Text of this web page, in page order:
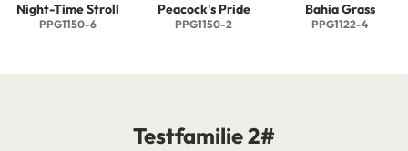
Night-Time Stroll
PPG1150-6
Peacock's Pride
PPG1150-2
Bahia Grass
PPG1122-4
Testfamilie 2#